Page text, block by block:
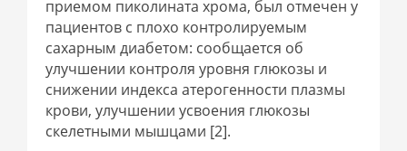
приемом пиколината хрома, был отмечен у
пациентов с плохо контролируемым
сахарным диабетом: сообщается об
улучшении контроля уровня глюкозы и
снижении индекса атерогенности плазмы
крови, улучшении усвоения глюкозы
скелетными мышцами [2].